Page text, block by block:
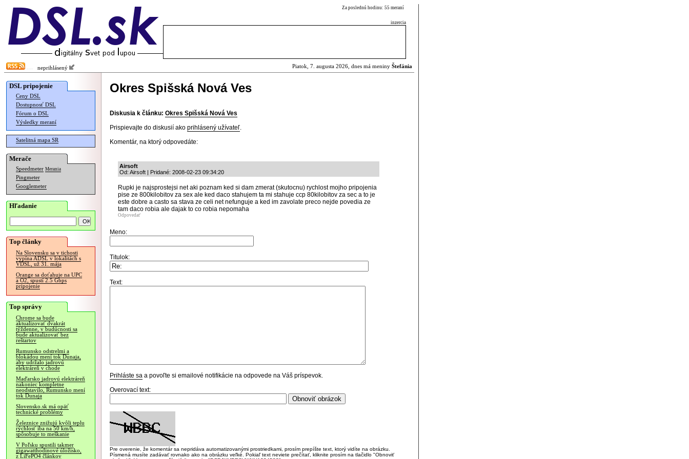
Za poslednú hodinu: 55 meraní
inzercia
neprihlásený Piatok, 7. augusta 2026, dnes má meniny Štefánia
DSL pripojenie
Ceny DSL
Dostupnosť DSL
Fórum o DSL
Výsledky meraní
Satelitná mapa SR
Merače
Speedmeter Merania
Pingmeter
Googlemeter
Hľadanie
Top články
Na Slovensku sa v tichosti
vypína ADSL v lokalitách s
VDSL, už 31. mája
Orange sa doťahuje na UPC
a O2, spustí 2.5 Gbps
pripojenie
Top správy
Chrome sa bude
aktualizovať dvakrát
týždenne, v budúcnosti sa
bude aktualizovať bez
reštartov
Rumunsko odstrelmi a
blokádou mení tok Dunaja,
aby udržalo jadrovú
elektráreň v chode
Maďarsko jadrovú elektráreň
nakoniec kompletne
neodstavilo, Rumunsko mení
tok Dunaja
Slovensko.sk má opäť
technické problémy
Železnice znižujú kvôli teplu
rýchlosť iba na 50 km/h,
spôsobuje to meškanie
V Poľsku spustili takmer
gigawatthodinové úložisko,
z LiFePO4 článkov
Okres Spišská Nová Ves
Diskusia k článku: Okres Spišská Nová Ves
Prispievajte do diskusií ako prihlásený užívateľ.
Komentár, na ktorý odpovedáte:
Airsoft
Od: Airsoft | Pridané: 2008-02-23 09:34:20
Rupki je najsprostejsi net aki poznam ked si dam zmerat (skutocnu) rychlost mojho pripojenia
pise ze 800kilobitov za sex ale ked daco stahujem ta mi stahuje ccp 80kilobitov za sec a to je
este dobre a casto sa stava ze celi net nefunguje a ked im zavolate preco nejde povedia ze
tam daco robia ale dajak to co robia nepomaha
Odpovedať
Meno:
Titulok:
Text:
Prihláste sa a povoľte si emailové notifikácie na odpovede na Váš príspevok.
Overovací text:
Pre overenie, že komentár sa nepridáva automatizovanými prostriedkami, prosím prepíšte text, ktorý vidíte na obrázku.
Písmená musíte zadávať rovnako ako na obrázku veľké. Pokiaľ text neviete prečítať, kliknite prosím na tlačidlo "Obnoviť